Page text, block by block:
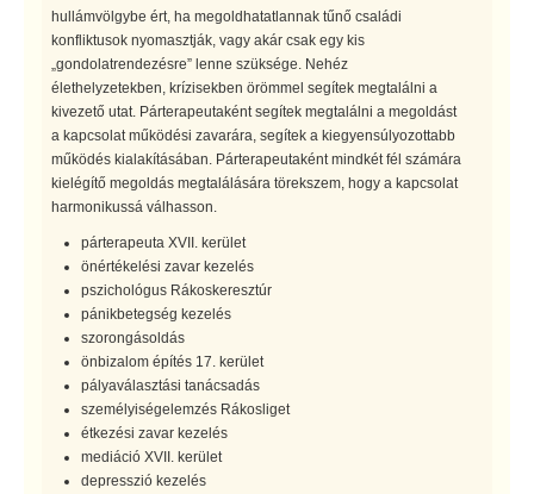
hullámvölgybe ért, ha megoldhatatlannak tűnő családi
konfliktusok nyomasztják, vagy akár csak egy kis
„gondolatrendezésre” lenne szüksége. Nehéz
élethelyzetekben, krízisekben örömmel segítek megtalálni a
kivezető utat. Párterapeutaként segítek megtalálni a megoldást
a kapcsolat működési zavarára, segítek a kiegyensúlyozottabb
működés kialakításában. Párterapeutaként mindkét fél számára
kielégítő megoldás megtalálására törekszem, hogy a kapcsolat
harmonikussá válhasson.
párterapeuta XVII. kerület
önértékelési zavar kezelés
pszichológus Rákoskeresztúr
pánikbetegség kezelés
szorongásoldás
önbizalom építés 17. kerület
pályaválasztási tanácsadás
személyiségelemzés Rákosliget
étkezési zavar kezelés
mediáció XVII. kerület
depresszió kezelés